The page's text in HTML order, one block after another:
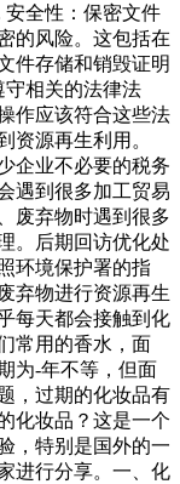
全性：保密文件
的风险。这包括在
件存储和销毁证明
守相关的法律法
作应该符合这些法
资源再生利用。
企业不必要的税务
遇到很多加工贸易
废弃物时遇到很多
。后期回访优化处
环境保护署的指
弃物进行资源再生
每天都会接触到化
常用的香水，面
为-年不等，但面
，过期的化妆品有
化妆品？这是一个
，特别是国外的一
进行分享。一、化